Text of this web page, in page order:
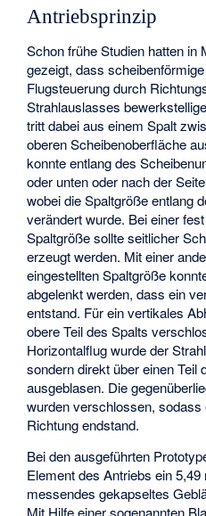
Antriebsprinzip
Schon frühe Studien hatten in
gezeigt, dass
Flugsteuerung durch
Strahlauslasses
tritt dabei aus einem Spalt
oberen Scheibenoberfläche
konnte entlang des
oder unten oder nach der
wobei die Spaltgröße entlang
verändert wurde. Bei einer
Spaltgröße sollte seitlicher
erzeugt werden. Mit einer
eingestellten Spaltgröße
abgelenkt werden, dass ein
entstand. Für ein vertikales
obere Teil des Spalts
Horizontalflug wurde der
sondern direkt über einen Teil
ausgeblasen. Die
wurden verschlossen, sodass
Richtung endstand.
Bei den ausgeführten
Element des Antriebs ein
messendes gekapseltes
Mit Hilfe einer sogenannten